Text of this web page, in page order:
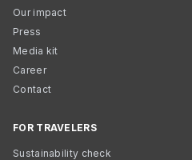
Our impact
Press
Media kit
Career
Contact
FOR TRAVELERS
Sustainability check